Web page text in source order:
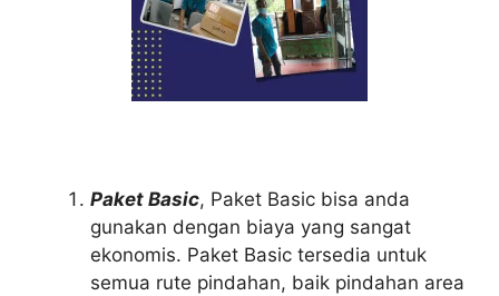
Paket Basic, Paket Basic bisa anda
gunakan dengan biaya yang sangat
ekonomis. Paket Basic tersedia untuk
semua rute pindahan, baik pindahan area